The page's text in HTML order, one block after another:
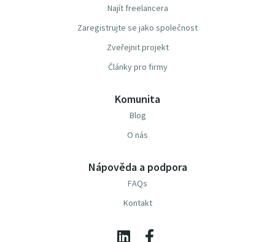
Najít freelancera
Zaregistrujte se jako společnost
Zveřejnit projekt
Články pro firmy
Komunita
Blog
O nás
Nápověda a podpora
FAQs
Kontakt